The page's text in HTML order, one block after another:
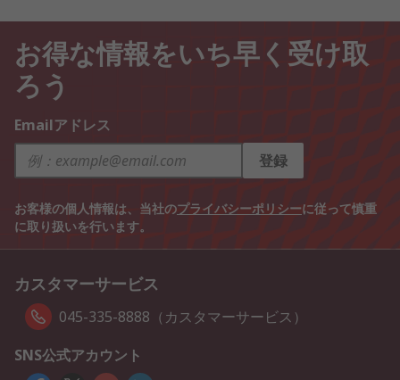
お得な情報をいち早く受け取
ろう
Emailアドレス
登録
お客様の個人情報は、当社のプライバシーポリシーに従って慎重
に取り扱いを行います。
カスタマーサービス
045-335-8888（カスタマーサービス）
SNS公式アカウント